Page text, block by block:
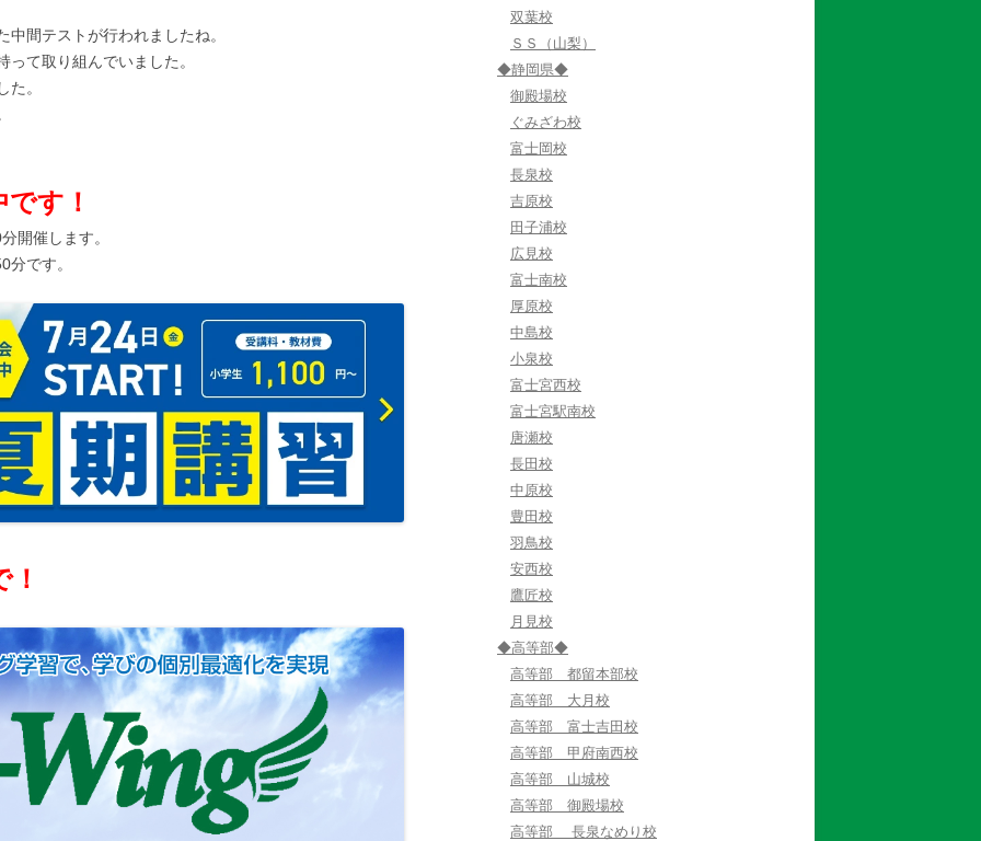
間テストが行われましたね。
て取り組んでいました。
。
す！
開催します。
です。
双葉校
ＳＳ（山梨）
◆静岡県◆
御殿場校
ぐみざわ校
富士岡校
長泉校
吉原校
田子浦校
広見校
富士南校
厚原校
中島校
小泉校
富士宮西校
富士宮駅南校
唐瀬校
長田校
中原校
豊田校
羽鳥校
安西校
鷹匠校
月見校
◆高等部◆
高等部 都留本部校
高等部 大月校
高等部 富士吉田校
高等部 甲府南西校
高等部 山城校
高等部 御殿場校
高等部 長泉なめり校